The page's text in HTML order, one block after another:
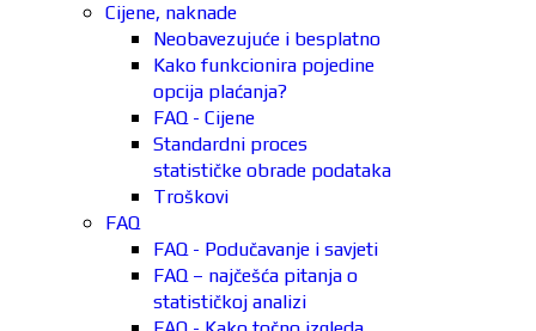
Cijene, naknade
Neobavezujuće i besplatno
Kako funkcionira pojedine
opcija plaćanja?
FAQ - Cijene
Standardni proces
statističke obrade podataka
Troškovi
FAQ
FAQ - Podučavanje i savjeti
FAQ – najčešća pitanja o
statističkoj analizi